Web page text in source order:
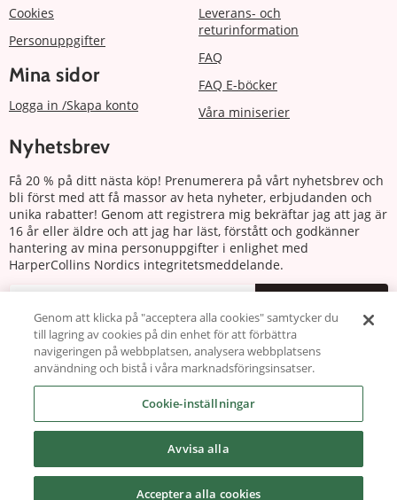
Cookies
Personuppgifter
Mina sidor
Logga in /Skapa konto
Leverans- och
returinformation
FAQ
FAQ E-böcker
Våra miniserier
Nyhetsbrev
Få 20 % på ditt nästa köp! Prenumerera på vårt nyhetsbrev och
bli först med att få massor av heta nyheter, erbjudanden och
unika rabatter! Genom att registrera mig bekräftar jag att jag är
16 år eller äldre och att jag har läst, förstått och godkänner
hantering av mina personuppgifter i enlighet med
HarperCollins Nordics integritetsmeddelande.
Följ oss
Copyright © 2026 harlequin.se
Genom att klicka på "acceptera alla cookies" samtycker du
till lagring av cookies på din enhet för att förbättra
navigeringen på webbplatsen, analysera webbplatsens
användning och bistå i våra marknadsföringsinsatser.
Cookie-inställningar
Avvisa alla
Acceptera alla cookies